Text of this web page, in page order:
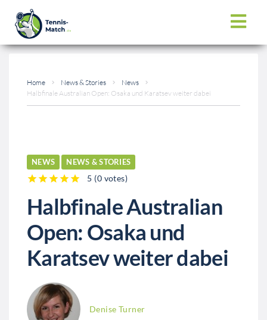
Home News & Stories
News
Halbfinale Australian Open: Osaka und Karatsev weiter dabei
NEWS NEWS & STORIES
5 (0 votes)
Halbfinale Australian
Open: Osaka und
Karatsev weiter dabei
Denise Turner